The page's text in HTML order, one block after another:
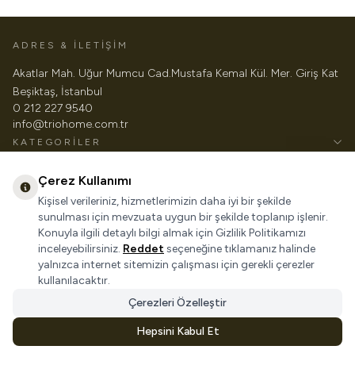
ADRES & İLETİŞİM
Akatlar Mah. Uğur Mumcu Cad.Mustafa Kemal Kül. Mer. Giriş Kat
Beşiktaş, İstanbul
0 212 227 9540
info@triohome.com.tr
KATEGORILER
HIZLI ERIŞIM
© TRIO SES, IŞIK VE GÖRÜNTÜ SISTEMLERI
Çerez Kullanımı
Kişisel verileriniz, hizmetlerimizin daha iyi bir şekilde
sunulması için mevzuata uygun bir şekilde toplanıp işlenir.
Konuyla ilgili detaylı bilgi almak için Gizlilik Politikamızı
inceleyebilirsiniz. Reddet seçeneğine tıklamanız halinde
yalnızca internet sitemizin çalışması için gerekli çerezler
kullanılacaktır.
Çerezleri Özelleştir
Hepsini Kabul Et